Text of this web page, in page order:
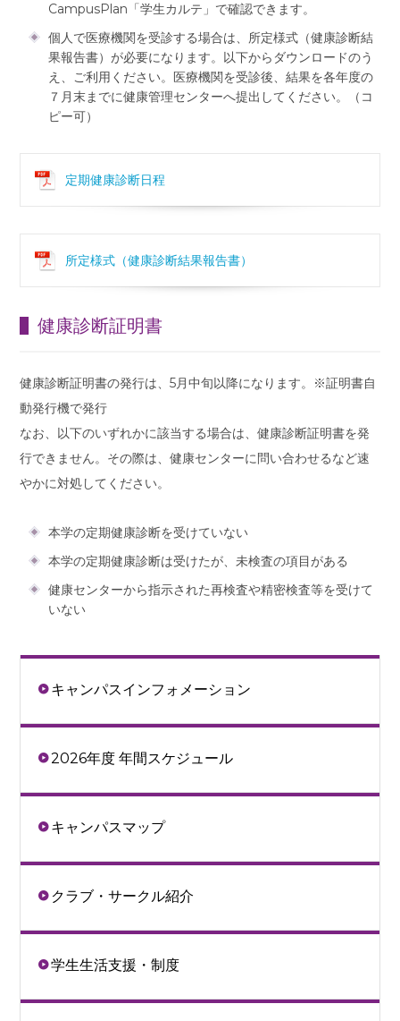
CampusPlan「学生カルテ」で確認できます。
個人で医療機関を受診する場合は、所定様式（健康診断結
果報告書）が必要になります。以下からダウンロードのう
え、ご利用ください。医療機関を受診後、結果を各年度の
７月末までに健康管理センターへ提出してください。（コ
ピー可）
定期健康診断日程
所定様式（健康診断結果報告書）
健康診断証明書
健康診断証明書の発行は、5月中旬以降になります。※証明書自
動発行機で発行
なお、以下のいずれかに該当する場合は、健康診断証明書を発
行できません。その際は、健康センターに問い合わせるなど速
やかに対処してください。
本学の定期健康診断を受けていない
本学の定期健康診断は受けたが、未検査の項目がある
健康センターから指示された再検査や精密検査等を受けて
いない
キャンパスインフォメーション
2026年度 年間スケジュール
キャンパスマップ
クラブ・サークル紹介
学生生活支援・制度